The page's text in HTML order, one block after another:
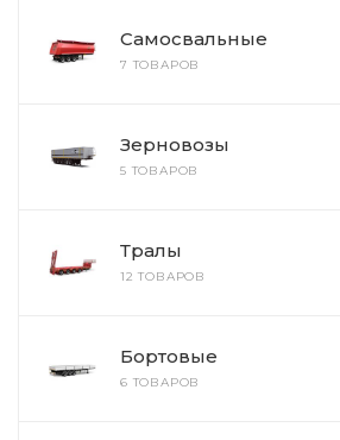
Самосвальные
7 ТОВАРОВ
Зерновозы
5 ТОВАРОВ
Тралы
12 ТОВАРОВ
Бортовые
6 ТОВАРОВ